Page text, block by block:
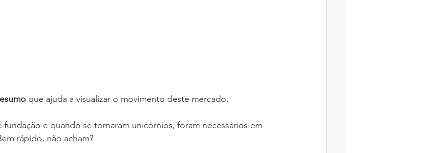
que ajuda a visualizar o movimento deste mercado.
fundação e quando se tornaram unicórnios, foram necessários em
rápido, não acham?